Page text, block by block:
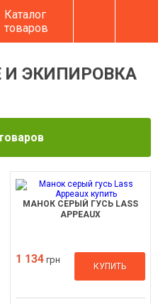
Каталог
товаров
ЭКИПИРОВКА
МАНОК СЕРЫЙ ГУСЬ LASS
APPEAUX
1 134 грн
КУПИТЬ